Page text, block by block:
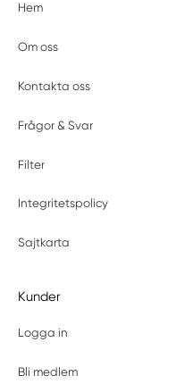
Hem
Om oss
Kontakta oss
Frågor & Svar
Filter
Integritetspolicy
Sajtkarta
Kunder
Logga in
Bli medlem